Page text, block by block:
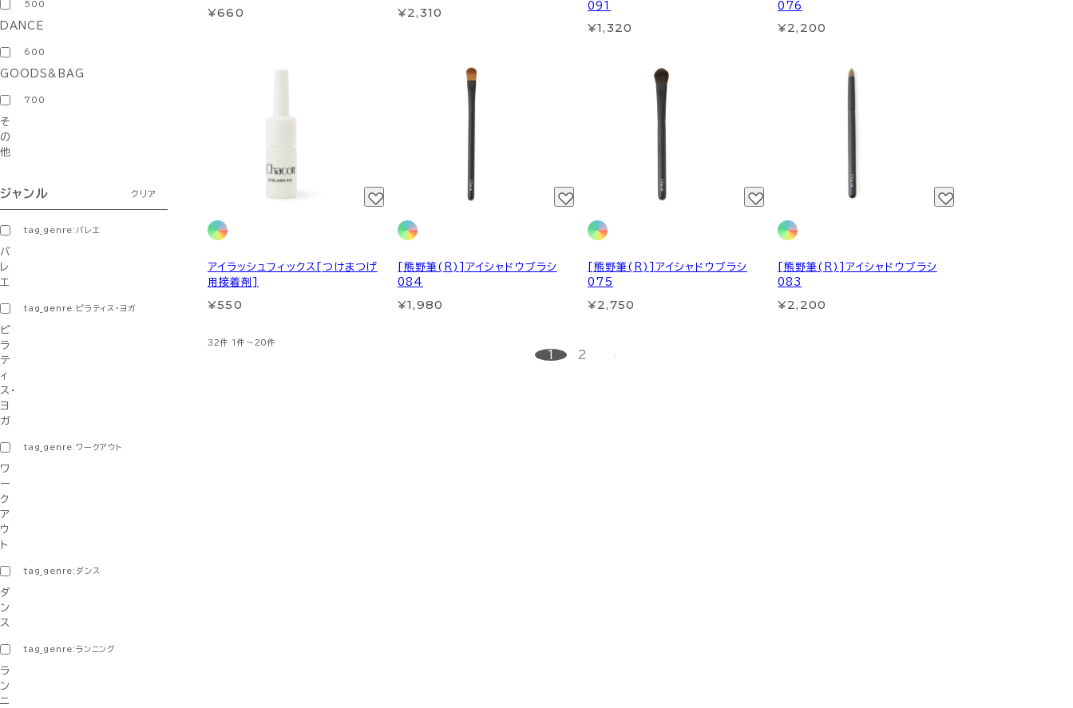
500
DANCE
600
GOODS&BAG
700
そ
の
他
ジャンル クリア
tag_genre:バレエ
バ
レ
エ
tag_genre:ピラティス・ヨガ
ピ
ラ
テ
ィ
ス・
ヨ
ガ
tag_genre:ワークアウト
ワ
ー
ク
ア
ウ
ト
tag_genre:ダンス
ダ
ン
ス
tag_genre:ランニング
ラ
ン
ニ
¥660 ¥2,310
091
¥1,320
076
¥2,200
アイラッシュフィックス[つけまつげ
用接着剤]
¥550
[熊野筆(R)]アイシャドウブラシ
084
¥1,980
[熊野筆(R)]アイシャドウブラシ
075
¥2,750
[熊野筆(R)]アイシャドウブラシ
083
¥2,200
32件 1件～20件
1 2